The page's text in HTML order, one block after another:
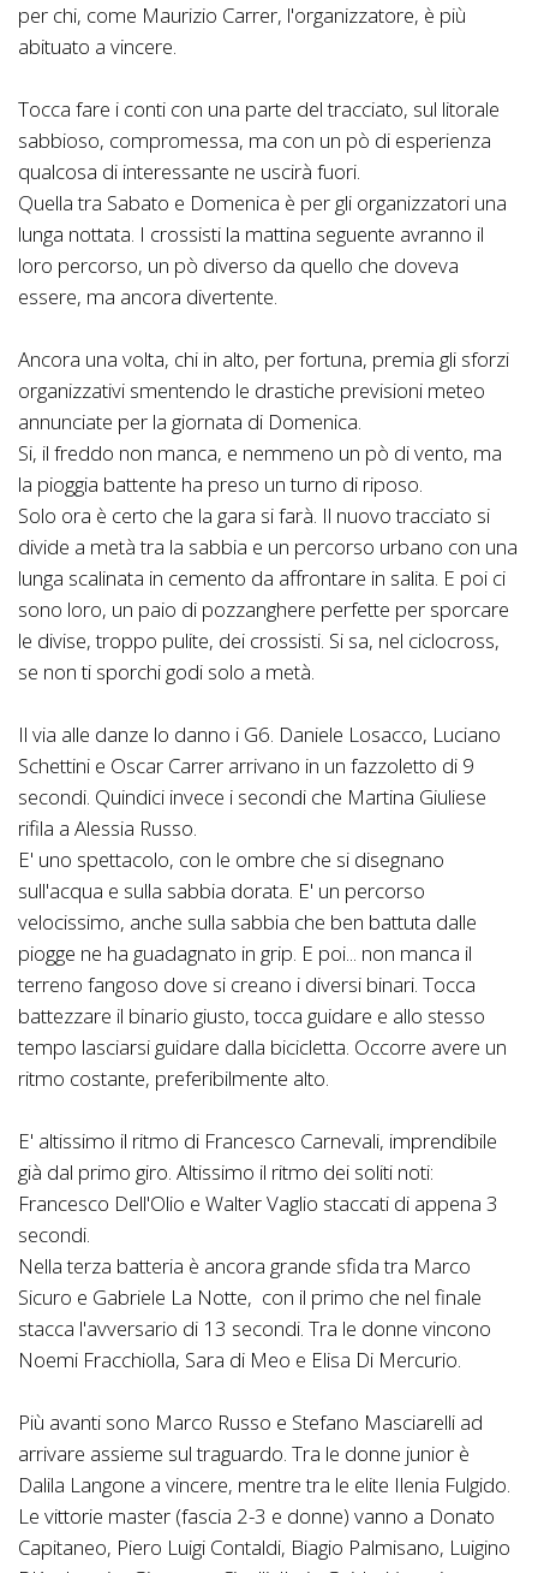
per chi, come Maurizio Carrer, l'organizzatore, è più
abituato a vincere.
Tocca fare i conti con una parte del tracciato, sul litorale
sabbioso, compromessa, ma con un pò di esperienza
qualcosa di interessante ne uscirà fuori.
Quella tra Sabato e Domenica è per gli organizzatori una
lunga nottata. I crossisti la mattina seguente avranno il
loro percorso, un pò diverso da quello che doveva
essere, ma ancora divertente.
Ancora una volta, chi in alto, per fortuna, premia gli sforzi
organizzativi smentendo le drastiche previsioni meteo
annunciate per la giornata di Domenica.
Si, il freddo non manca, e nemmeno un pò di vento, ma
la pioggia battente ha preso un turno di riposo.
Solo ora è certo che la gara si farà. Il nuovo tracciato si
divide a metà tra la sabbia e un percorso urbano con una
lunga scalinata in cemento da affrontare in salita. E poi ci
sono loro, un paio di pozzanghere perfette per sporcare
le divise, troppo pulite, dei crossisti. Si sa, nel ciclocross,
se non ti sporchi godi solo a metà.
Il via alle danze lo danno i G6. Daniele Losacco, Luciano
Schettini e Oscar Carrer arrivano in un fazzoletto di 9
secondi. Quindici invece i secondi che Martina Giuliese
rifila a Alessia Russo.
E' uno spettacolo, con le ombre che si disegnano
sull'acqua e sulla sabbia dorata. E' un percorso
velocissimo, anche sulla sabbia che ben battuta dalle
piogge ne ha guadagnato in grip. E poi... non manca il
terreno fangoso dove si creano i diversi binari. Tocca
battezzare il binario giusto, tocca guidare e allo stesso
tempo lasciarsi guidare dalla bicicletta. Occorre avere un
ritmo costante, preferibilmente alto.
E' altissimo il ritmo di Francesco Carnevali, imprendibile
già dal primo giro. Altissimo il ritmo dei soliti noti:
Francesco Dell'Olio e Walter Vaglio staccati di appena 3
secondi.
Nella terza batteria è ancora grande sfida tra Marco
Sicuro e Gabriele La Notte, con il primo che nel finale
stacca l'avversario di 13 secondi. Tra le donne vincono
Noemi Fracchiolla, Sara di Meo e Elisa Di Mercurio.
Più avanti sono Marco Russo e Stefano Masciarelli ad
arrivare assieme sul traguardo. Tra le donne junior è
Dalila Langone a vincere, mentre tra le elite Ilenia Fulgido.
Le vittorie master (fascia 2-3 e donne) vanno a Donato
Capitaneo, Piero Luigi Contaldi, Biagio Palmisano, Luigino